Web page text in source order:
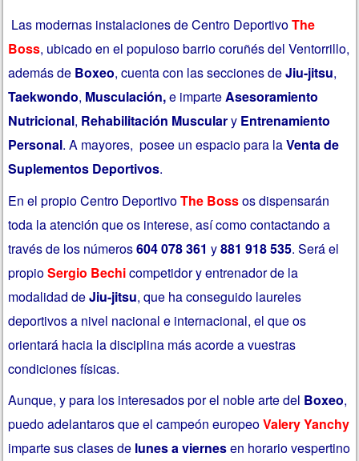
Las modernas instalaciones de Centro DeportivoThe
Boss, ubicado en el populoso barrio coruñés del Ventorrillo,
además de Boxeo, cuenta con las secciones deJiu-jitsu,
Taekwondo, Musculación,e imparteAsesoramiento
Nutricional, Rehabilitación Musculary Entrenamiento
Personal. A mayores, posee un espacio para laVenta de
Suplementos Deportivos.
En el propio Centro DeportivoThe Bossos dispensarán
toda la atención que os interese, así como contactando a
través de los números604 078 361 y881 918 535. Será el
propioSergio Bechicompetidor y entrenador de la
modalidad deJiu-jitsu, que ha conseguido laureles
deportivos a nivel nacional e internacional, el que os
orientará hacia la disciplina más acorde a vuestras
condiciones físicas.
Aunque, y para los interesados por el noble arte del Boxeo,
puedo adelantaros que el campeón europeoValery Yanchy
imparte sus clases de lunes a viernesen horario vespertino